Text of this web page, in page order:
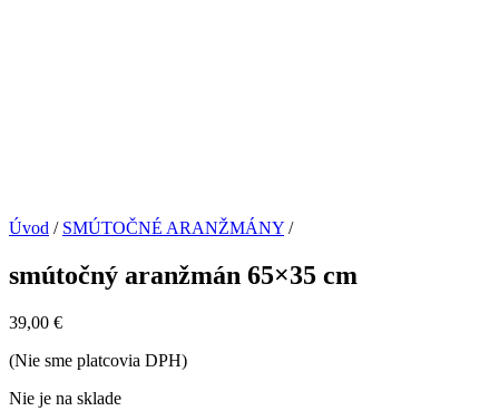
Úvod / SMÚTOČNÉ ARANŽMÁNY /
smútočný aranžmán 65×35 cm
39,00 €
(Nie sme platcovia DPH)
Nie je na sklade